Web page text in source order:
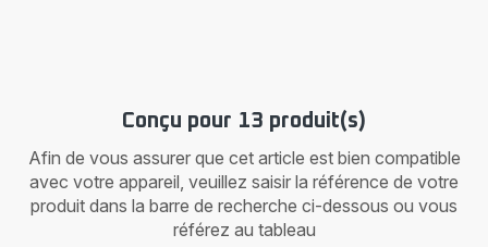
Conçu pour 13 produit(s)
Afin de vous assurer que cet article est bien compatible
avec votre appareil, veuillez saisir la référence de votre
produit dans la barre de recherche ci-dessous ou vous
référez au tableau